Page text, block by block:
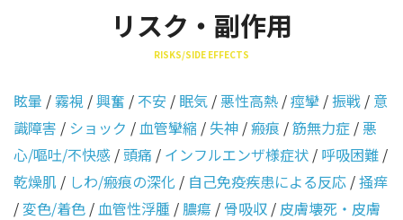
リスク・副作用
RISKS/SIDE EFFECTS
眩暈 /霧視 /興奮 / 不安 / 眠気 /悪性高熱 /痙攣 /振戦 / 意
識障害 / ショック /血管攣縮 /失神 /瘢痕 /筋無力症 /悪
心/嘔吐/不快感 /頭痛 / インフルエンザ様症状 / 呼吸困難 /
乾燥肌 / しわ/瘢痕の深化 / 自己免疫疾患による反応 /掻痒
/変色/着色 /血管性浮腫 /膿瘍 / 骨吸収 / 皮膚壊死・皮膚